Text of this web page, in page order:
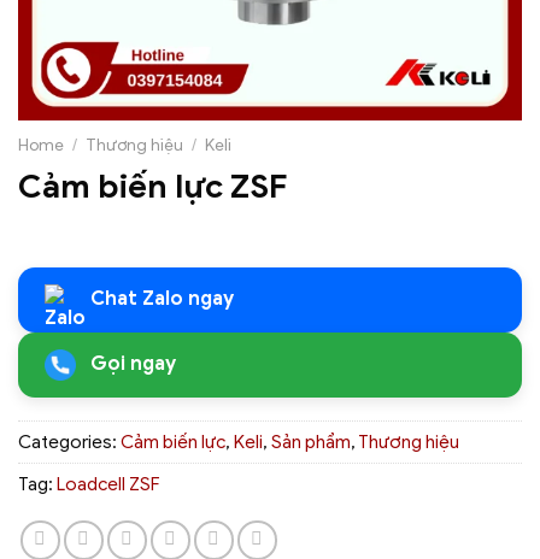
Home / Thương hiệu / Keli
Cảm biến lực ZSF
Chat Zalo ngay
Gọi ngay
Categories: Cảm biến lực, Keli, Sản phẩm, Thương hiệu
Tag: Loadcell ZSF